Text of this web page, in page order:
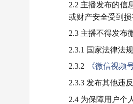
2.2 主播发布的信
或财产安全受到损
2.3 主播不得发布
2.3.1 国家法律法
2.3.2
《微信视频
2.3.3 发布其他违
2.4 为保障用户个